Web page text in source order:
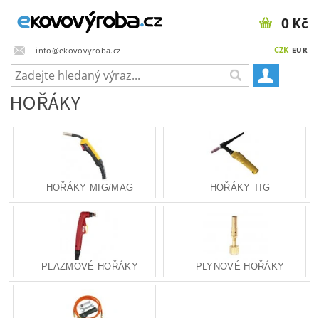
info@ekovovyroba.cz CZK EUR
0 Kč
HOŘÁKY
HOŘÁKY MIG/MAG HOŘÁKY TIG
PLAZMOVÉ HOŘÁKY PLYNOVÉ HOŘÁKY